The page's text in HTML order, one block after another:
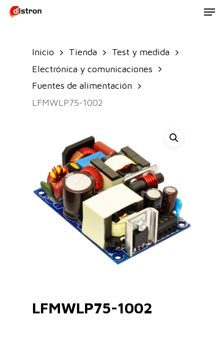
Skip
Inicio Tienda
Test y medida
Electrónica y comunicaciones
Fuentes de alimentación
LFMWLP75-1002
LFMWLP75-1002